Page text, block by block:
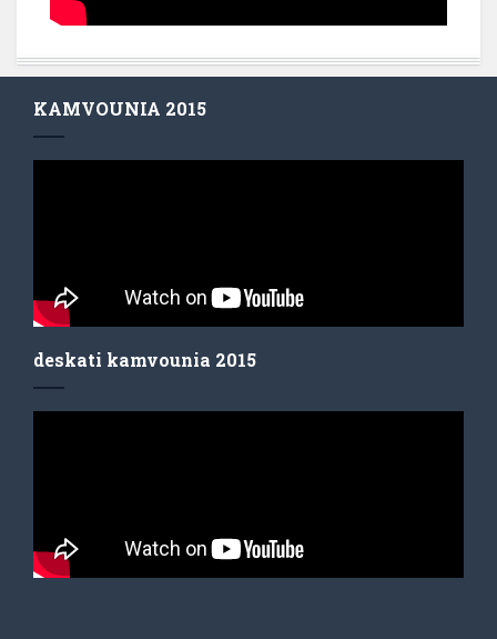
KAMVOUNIA 2015
deskati kamvounia 2015